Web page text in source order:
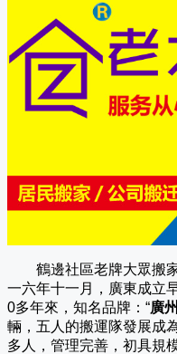
鶴邊社區老牌大眾搬家
一六年十一月，廣東成立
0多年來，知名品牌：“廣
輛，五人的搬運隊發展成
多人，管理完善，初具規